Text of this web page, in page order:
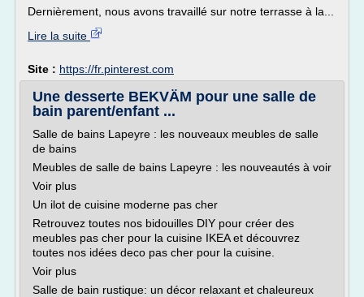
Dernièrement, nous avons travaillé sur notre terrasse à la...
Lire la suite
Site : https://fr.pinterest.com
Une desserte BEKVÄM pour une salle de
bain parent/enfant ...
Salle de bains Lapeyre : les nouveaux meubles de salle
de bains
Meubles de salle de bains Lapeyre : les nouveautés à voir
Voir plus
Un ilot de cuisine moderne pas cher
Retrouvez toutes nos bidouilles DIY pour créer des
meubles pas cher pour la cuisine IKEA et découvrez
toutes nos idées deco pas cher pour la cuisine.
Voir plus
Salle de bain rustique: un décor relaxant et chaleureux